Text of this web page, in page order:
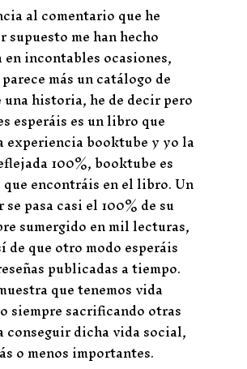
al comentario que he
me han hecho
incontables ocasiones,
más un catálogo de
historia, he de decir pero
esperáis es un libro que
experiencia booktube y yo la
100%, booktube es
que encontráis en el libro. Un
pasa casi el 100% de su
sumergido en mil lecturas,
de que otro modo esperáis
publicadas a tiempo.
que tenemos vida
siempre sacrificando otras
conseguir dicha vida social,
o menos importantes.